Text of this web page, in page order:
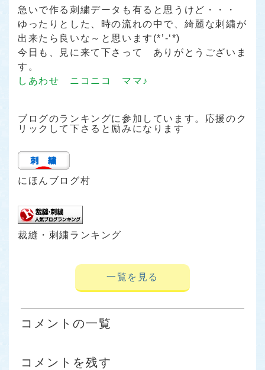
急いで作る刺繍データも有ると思うけど・・・
ゆったりとした、時の流れの中で、綺麗な刺繍が
出来たら良いな～と思います(*’-‘*)
今日も、見に来て下さって ありがとうございま
す。
しあわせ ニコニコ ママ♪
ブログのランキングに参加しています。応援のク
リックして下さると励みになります
にほんブログ村
裁縫・刺繍ランキング
一覧を見る
コメントの一覧
コメントを残す